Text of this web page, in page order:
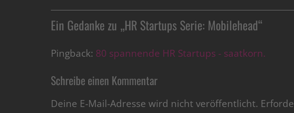
Ein Gedanke zu „HR Startups Serie: Mobilehead“
Pingback: 80 spannende HR Startups - saatkorn.
Schreibe einen Kommentar
Deine E-Mail-Adresse wird nicht veröffentlicht.